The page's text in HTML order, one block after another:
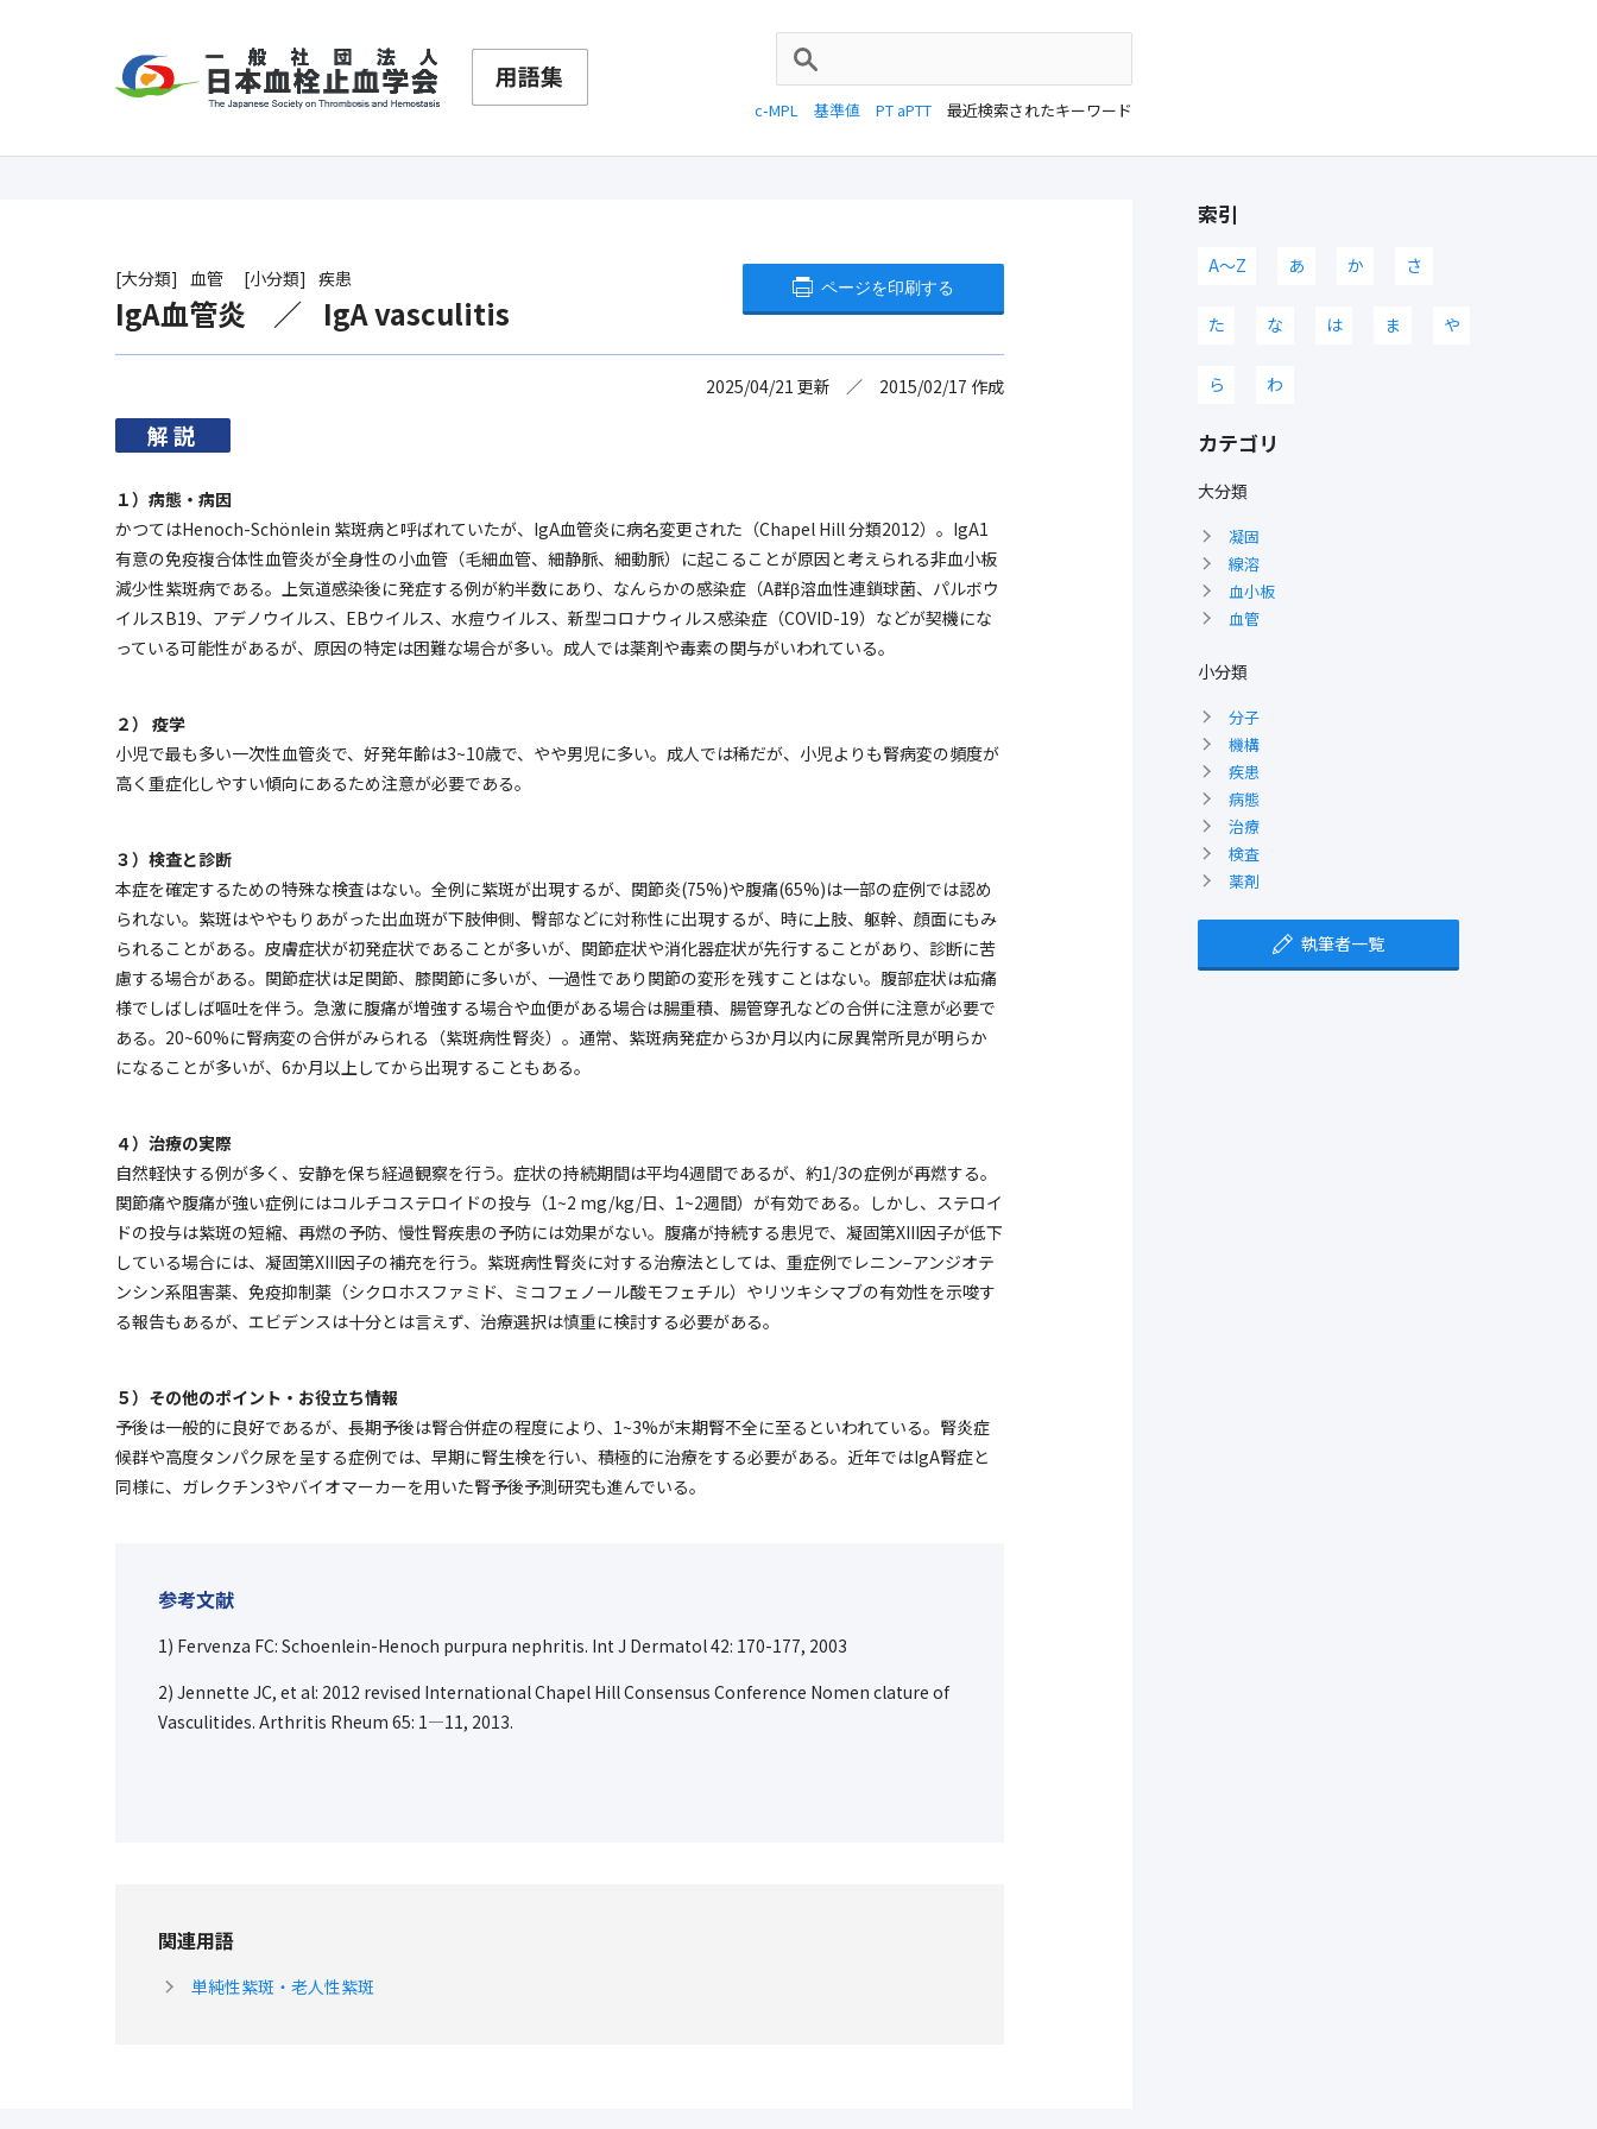
最近検索されたキーワード
c-MPL 基準値 PT aPTT
大分類 血管 小分類 疾患
IgA血管炎 IgA vasculitis
ページを印刷する
2025/04/21 更新 2015/02/17 作成
解説
１）病態・病因
かつてはHenoch-Schönlein 紫斑病と呼ばれていたが、IgA血管炎に病名変更された（Chapel Hill 分類2012）。IgA1
有意の免疫複合体性血管炎が全身性の小血管（毛細血管、細静脈、細動脈）に起こることが原因と考えられる非血小板
減少性紫斑病である。上気道感染後に発症する例が約半数にあり、なんらかの感染症（A群β溶血性連鎖球菌、パルボウ
イルスB19、アデノウイルス、EBウイルス、水痘ウイルス、新型コロナウィルス感染症（COVID-19）などが契機にな
っている可能性があるが、原因の特定は困難な場合が多い。成人では薬剤や毒素の関与がいわれている。
２） 疫学
小児で最も多い一次性血管炎で、好発年齢は3~10歳で、やや男児に多い。成人では稀だが、小児よりも腎病変の頻度が
高く重症化しやすい傾向にあるため注意が必要である。
３）検査と診断
本症を確定するための特殊な検査はない。全例に紫斑が出現するが、関節炎(75%)や腹痛(65%)は一部の症例では認め
られない。紫斑はややもりあがった出血斑が下肢伸側、臀部などに対称性に出現するが、時に上肢、躯幹、顔面にもみ
られることがある。皮膚症状が初発症状であることが多いが、関節症状や消化器症状が先行することがあり、診断に苦
慮する場合がある。関節症状は足関節、膝関節に多いが、一過性であり関節の変形を残すことはない。腹部症状は疝痛
様でしばしば嘔吐を伴う。急激に腹痛が増強する場合や血便がある場合は腸重積、腸管穿孔などの合併に注意が必要で
ある。20~60%に腎病変の合併がみられる（紫斑病性腎炎）。通常、紫斑病発症から3か月以内に尿異常所見が明らか
になることが多いが、6か月以上してから出現することもある。
４）治療の実際
自然軽快する例が多く、安静を保ち経過観察を行う。症状の持続期間は平均4週間であるが、約1/3の症例が再燃する。
関節痛や腹痛が強い症例にはコルチコステロイドの投与（1~2 mg/kg/日、1~2週間）が有効である。しかし、ステロイ
ドの投与は紫斑の短縮、再燃の予防、慢性腎疾患の予防には効果がない。腹痛が持続する患児で、凝固第XIII因子が低下
している場合には、凝固第XIII因子の補充を行う。紫斑病性腎炎に対する治療法としては、重症例でレニン–アンジオテ
ンシン系阻害薬、免疫抑制薬（シクロホスファミド、ミコフェノール酸モフェチル）やリツキシマブの有効性を示唆す
る報告もあるが、エビデンスは十分とは言えず、治療選択は慎重に検討する必要がある。
５）その他のポイント・お役立ち情報
予後は一般的に良好であるが、長期予後は腎合併症の程度により、1~3%が末期腎不全に至るといわれている。腎炎症
候群や高度タンパク尿を呈する症例では、早期に腎生検を行い、積極的に治療をする必要がある。近年ではIgA腎症と
同様に、ガレクチン3やバイオマーカーを用いた腎予後予測研究も進んでいる。
参考文献
1) Fervenza FC: Schoenlein-Henoch purpura nephritis. Int J Dermatol42: 170-177, 2003
2) Jennette JC, et al: 2012 revised International Chapel Hill Consensus Conference Nomen clature of
Vasculitides. Arthritis Rheum 65: 1―11, 2013.
関連用語
単純性紫斑・老人性紫斑
索引
A〜Z あ か さ
た な は ま や
ら わ
カテゴリ
大分類
凝固
線溶
血小板
血管
小分類
分子
機構
疾患
病態
治療
検査
薬剤
執筆者一覧